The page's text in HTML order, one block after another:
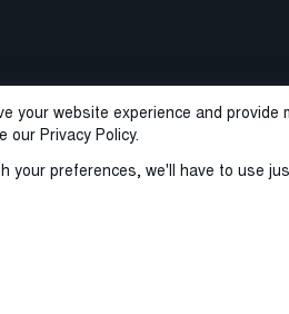
website experience and
Privacy Policy.
preferences, we'll have to use